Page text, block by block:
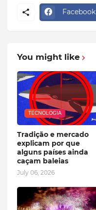
Facebook
You might like
TECNOLOGIA
Tradição e mercado
explicam por que
alguns países ainda
caçam baleias
July 06, 2026